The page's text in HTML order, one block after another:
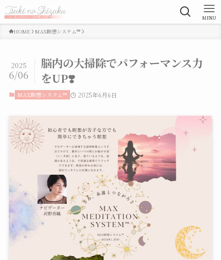
MENU
HOME MAX瞑想システム™
脳内の大掃除でパフォーマンス力
をUP❣️
2025
6/06
MAX瞑想システム™ 2025年6月6日